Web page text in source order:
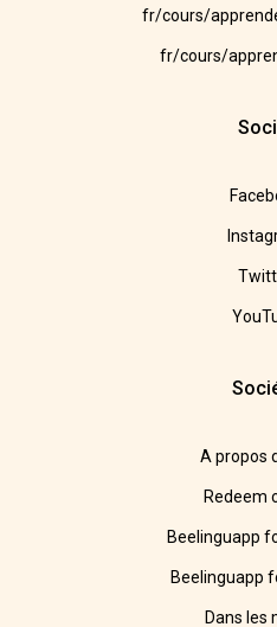
fr/cours/
fr/cours/
A propos
Redeem
Beelinguapp
Beelinguapp
Dans les